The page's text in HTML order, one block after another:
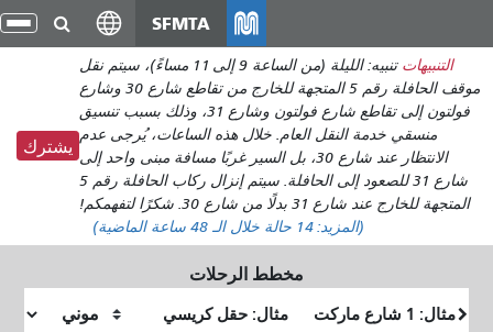
انتقل
إلى
المحتوى
الرئيسي
SFMTA
التنبيهات
تنبيه: الليلة (من الساعة 9 إلى 11 مساءً)، سيتم نقل
موقف الحافلة رقم 5 المتجهة للخارج من تقاطع شارع 30 وشارع
فولتون إلى تقاطع شارع فولتون وشارع 31، وذلك بسبب تنسيق
منسقي خدمة النقل العام. خلال هذه الساعات، يُرجى عدم
الانتظار عند شارع 30، بل السير غربًا مسافة مبنى واحد إلى
شارع 31 للصعود إلى الحافلة. سيتم إنزال ركاب الحافلة رقم 5
المتجهة للخارج عند شارع 31 بدلًا من شارع 30. شكرًا لتفهمكم!
(المزيد:14 حالة خلال الـ 48 ساعة الماضية)
يشترك
مخطط الرحلات
البداية